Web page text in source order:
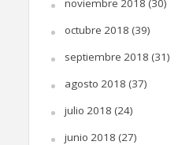
noviembre 2018 (30)
octubre 2018 (39)
septiembre 2018 (31)
agosto 2018 (37)
julio 2018 (24)
junio 2018 (27)